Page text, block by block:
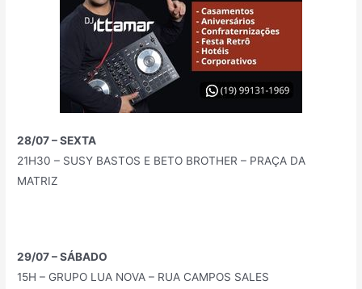
28/07 – SEXTA
21H30 – SUSY BASTOS E BETO BROTHER – PRAÇA DA
MATRIZ
29/07 – SÁBADO
15H – GRUPO LUA NOVA – RUA CAMPOS SALES